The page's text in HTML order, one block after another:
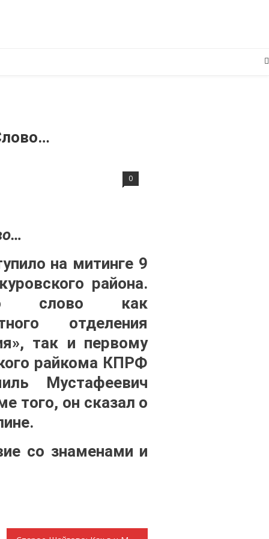
0
на митинге 9
района.
слово как
отделения
так и первому
райкома КПРФ
Мустафеевич
того, он сказал о
со знаменами и